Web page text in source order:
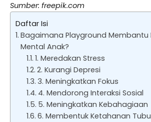
Sumber: freepik.com
Daftar Isi
Bagaimana Playground Membantu
Mental Anak?
1. Meredakan Stress
2. Kurangi Depresi
3. Meningkatkan Fokus
4. Mendorong Interaksi Sosial
5. Meningkatkan Kebahagiaan
6. Membentuk Ketahanan